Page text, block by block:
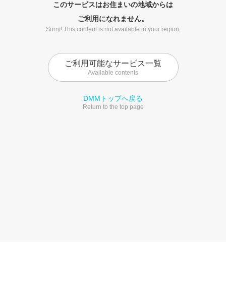
このサービスはお住まいの地域からは
ご利用になれません。
Sorry! This content is not available in your region.
ご利用可能なサービス一覧
Available contents
DMMトップへ戻る
Return to the top page